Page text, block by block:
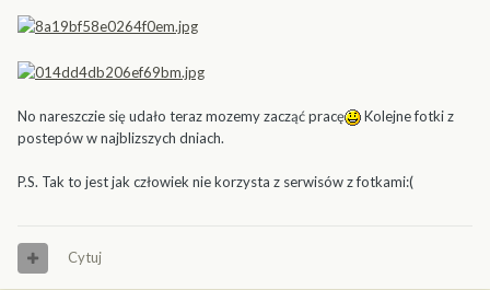
No nareszczie się udało teraz mozemy zacząć pracę
Kolejne fotki z
postepów w najblizszych dniach.
P.S. Tak to jest jak człowiek nie korzysta z serwisów z fotkami:(
Cytuj